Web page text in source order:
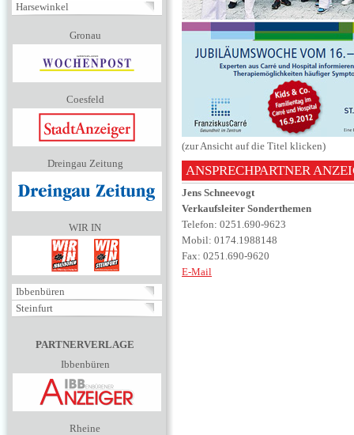
Harsewinkel
Gronau
Coesfeld
Dreingau Zeitung
WIR IN
Ibbenbüren
Steinfurt
PARTNERVERLAGE
Ibbenbüren
Rheine
(zur Ansicht auf die Titel klicken)
ANSPRECHPARTNER
Jens Schneevogt
Verkaufsleiter Sonderthemen
Telefon: 0251.690-9623
Mobil: 0174.1988148
Fax: 0251.690-9620
E-Mail